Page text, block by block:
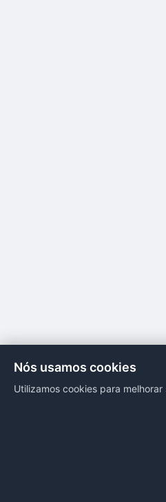
Nós usamos cookies
Utilizamos cookies para